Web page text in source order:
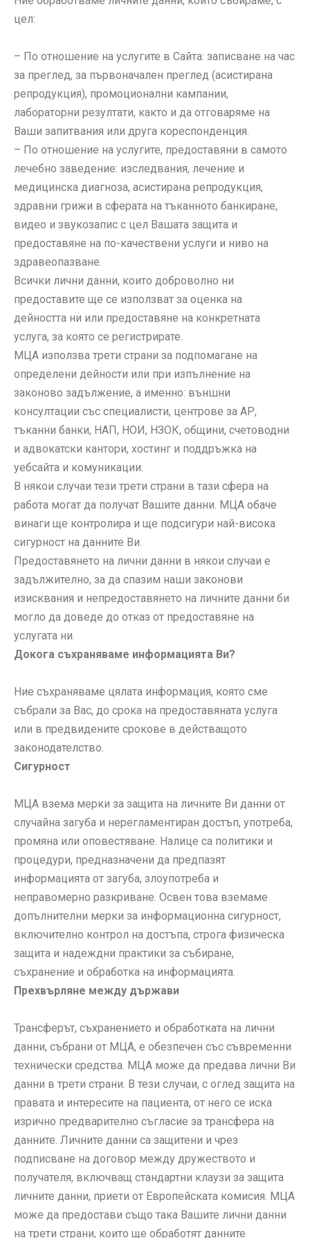
цел:
– По отношение на услугите в Сайта: записване на час
за преглед, за първоначален преглед (асистирана
репродукция), промоционални кампании,
лабораторни резултати, както и да отговаряме на
Ваши запитвания или друга кореспонденция.
– По отношение на услугите, предоставяни в самото
лечебно заведение: изследвания, лечение и
медицинска диагноза, асистирана репродукция,
здравни грижи в сферата на тъканното банкиране,
видео и звукозапис с цел Вашата защита и
предоставяне на по-качествени услуги и ниво на
здравеопазване.
Всички лични данни, които доброволно ни
предоставите ще се използват за оценка на
дейността ни или предоставяне на конкретната
услуга, за която се регистрирате.
МЦА използва трети страни за подпомагане на
определени дейности или при изпълнение на
законово задължение, а именно: външни
консултации със специалисти, центрове за АР,
тъканни банки, НАП, НОИ, НЗОК, общини, счетоводни
и адвокатски кантори, хостинг и поддръжка на
уебсайта и комуникации.
В някои случаи тези трети страни в тази сфера на
работа могат да получат Вашите данни. МЦА обаче
винаги ще контролира и ще подсигури най-висока
сигурност на данните Ви.
Предоставянето на лични данни в някои случаи е
задължително, за да спазим наши законови
изисквания и непредоставянето на личните данни би
могло да доведе до отказ от предоставяне на
услугата ни.
Докога съхраняваме информацията Ви?
Ние съхраняваме цялата информация, която сме
събрали за Вас, до срока на предоставяната услуга
или в предвидените срокове в действащото
законодателство.
Сигурност
МЦА взема мерки за защита на личните Ви данни от
случайна загуба и нерегламентиран достъп, употреба,
промяна или оповестяване. Налице са политики и
процедури, предназначени да предпазят
информацията от загуба, злоупотреба и
неправомерно разкриване. Освен това вземаме
допълнителни мерки за информационна сигурност,
включително контрол на достъпа, строга физическа
защита и надеждни практики за събиране,
съхранение и обработка на информацията.
Прехвърляне между държави
Трансферът, съхранението и обработката на лични
данни, събрани от МЦА, е обезпечен със съвременни
технически средства. МЦА може да предава лични Ви
данни в трети страни. В тези случаи, с оглед защита на
правата и интересите на пациента, от него се иска
изрично предварително съгласие за трансфера на
данните. Личните данни са защитени и чрез
подписване на договор между дружеството и
получателя, включващ стандартни клаузи за защита
личните данни, приети от Европейската комисия. МЦА
може да предостави също така Вашите лични данни
на трети страни, които ще обработят данните